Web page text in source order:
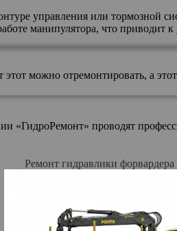
управления или тормозной
манипулятора, что приводит
можно отремонтировать, а
«ГидроРемонт» проводят
Ремонт гидравлики форвардера